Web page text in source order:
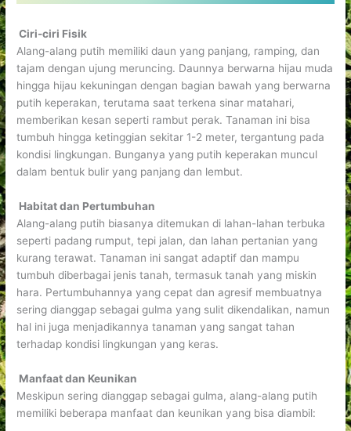
Ciri-ciri Fisik
Alang-alang putih memiliki daun yang panjang, ramping, dan
tajam dengan ujung meruncing. Daunnya berwarna hijau muda
hingga hijau kekuningan dengan bagian bawah yang berwarna
putih keperakan, terutama saat terkena sinar matahari,
memberikan kesan seperti rambut perak. Tanaman ini bisa
tumbuh hingga ketinggian sekitar 1-2 meter, tergantung pada
kondisi lingkungan. Bunganya yang putih keperakan muncul
dalam bentuk bulir yang panjang dan lembut.
Habitat dan Pertumbuhan
Alang-alang putih biasanya ditemukan di lahan-lahan terbuka
seperti padang rumput, tepi jalan, dan lahan pertanian yang
kurang terawat. Tanaman ini sangat adaptif dan mampu
tumbuh diberbagai jenis tanah, termasuk tanah yang miskin
hara. Pertumbuhannya yang cepat dan agresif membuatnya
sering dianggap sebagai gulma yang sulit dikendalikan, namun
hal ini juga menjadikannya tanaman yang sangat tahan
terhadap kondisi lingkungan yang keras.
Manfaat dan Keunikan
Meskipun sering dianggap sebagai gulma, alang-alang putih
memiliki beberapa manfaat dan keunikan yang bisa diambil: